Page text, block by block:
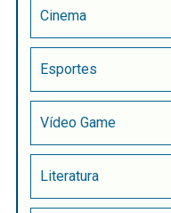
Cinema
Esportes
Vídeo Game
Literatura